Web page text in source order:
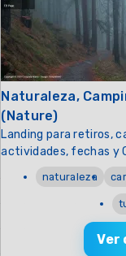
Naturaleza,
(Nature)
Landing para retiros,
actividades, fechas y
naturaleza
Ver